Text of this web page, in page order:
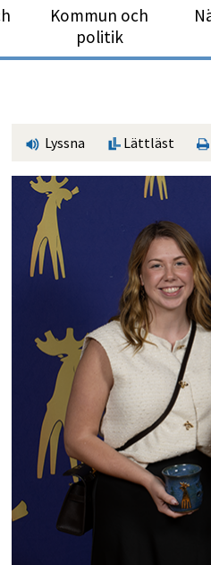
Kommun och
politik
Lyssna Lättläst